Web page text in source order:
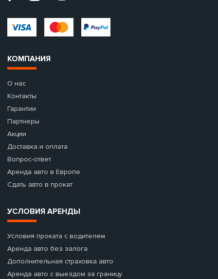
КОМПАНИЯ
О нас
Контакты
Гарантии
Партнеры
Акции
Доставка и оплата
Вопрос-ответ
Аренда авто в Европе
Сдать авто в прокат
УСЛОВИЯ АРЕНДЫ
Условия проката с водителем
Аренда авто без залога
Дополнительная страховка авто
Аренда авто с выездом за границу